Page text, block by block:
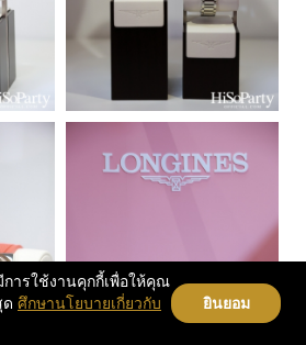
การใช้งานคุกกี้เพื่อให้คุณ
ศึกษานโยบายเกี่ยวกับ
ยินยอม